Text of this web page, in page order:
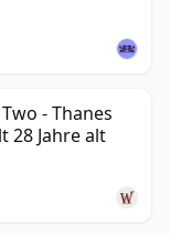
- Thanes
28 Jahre alt